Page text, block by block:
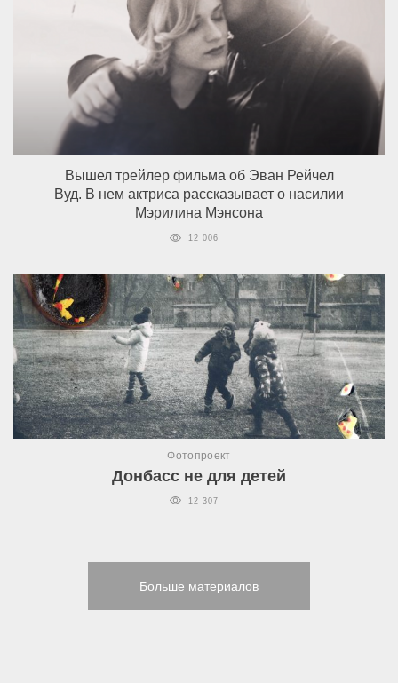
Вышел трейлер фильма об Эван Рейчел
Вуд. В нем актриса рассказывает о насилии
Мэрилина Мэнсона
12 006
Фотопроект
Донбасс не для детей
12 307
Больше материалов